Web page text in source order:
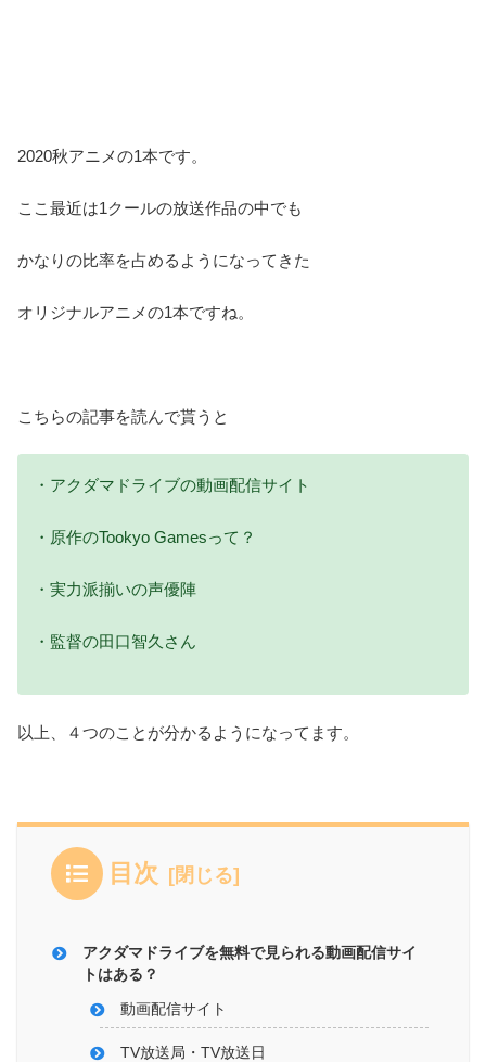
2020秋アニメの1本です。
ここ最近は1クールの放送作品の中でも
かなりの比率を占めるようになってきた
オリジナルアニメの1本ですね。
こちらの記事を読んで貰うと
・アクダマドライブの動画配信サイト
・原作のTookyo Gamesって？
・実力派揃いの声優陣
・監督の田口智久さん
以上、４つのことが分かるようになってます。
目次
アクダマドライブを無料で見られる動画配信サイ
トはある？
動画配信サイト
TV放送局・TV放送日